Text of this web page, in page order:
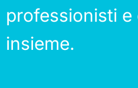
professionisti e
insieme.